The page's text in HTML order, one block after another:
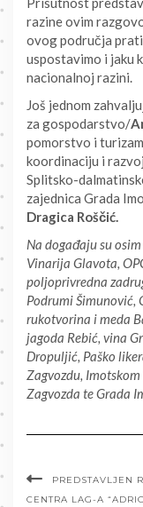
razine ovim
ovog područja
uspostavimo i jaku
nacionalnoj razini.
Još jednom
za gospodarstvo/
pomorstvo i
koordinaciju i
Splitsko-
zajednica Grada
Dragica Roščić.
Na događaju su
Vinarija Glavota,
poljoprivredna
Podrumi Šimunović,
rukotvorina i meda
jagoda Rebić, vina
Dropuljić, Paško
Zagvozdu,
Zagvozda te Grada
PREDSTAVLJEN
CENTRA LAG-A